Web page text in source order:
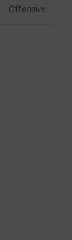
Offensive